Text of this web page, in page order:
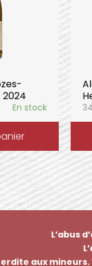
En stock
L’abus
aux